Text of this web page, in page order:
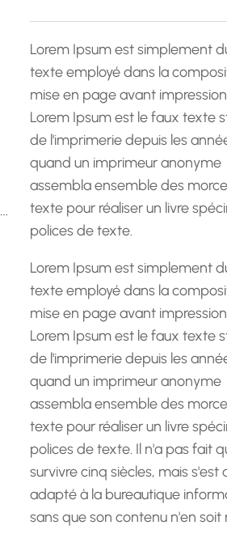
h
e
Lorem Ipsum est simplement
texte employé dans la
mise en page avant
Lorem Ipsum est le faux texte
de l'imprimerie depuis les
quand un imprimeur anonyme
assembla ensemble des
texte pour réaliser un livre
polices de texte.
Lorem Ipsum est simplement
texte employé dans la
mise en page avant
Lorem Ipsum est le faux texte
de l'imprimerie depuis les
quand un imprimeur anonyme
assembla ensemble des
texte pour réaliser un livre
polices de texte. Il n'a pas fait
survivre cinq siècles, mais s'est
adapté à la bureautique
sans que son contenu n'en soit